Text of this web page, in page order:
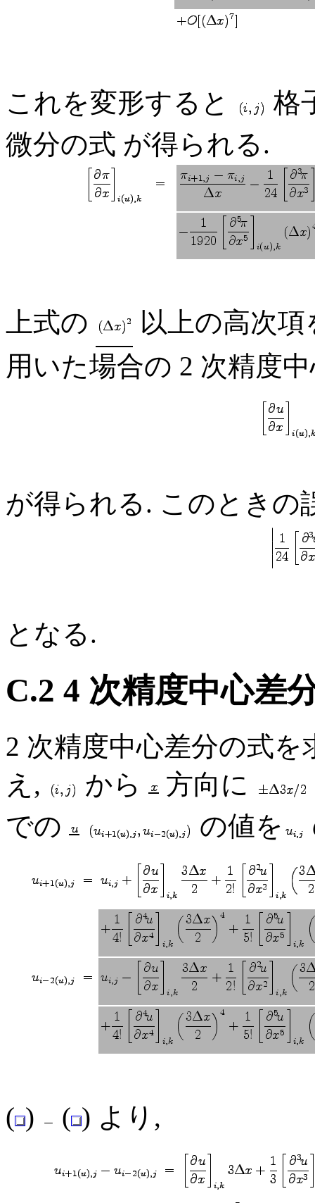
これを変形すると
格
微分の式 が得られる.
上式の
以上の高次
用いた場合の 2 次精度
が得られる. このときの
となる.
C.2 4 次精度中心差
2 次精度中心差分の式
え,
から 方向に
での
の値を
( ) ( ) より,